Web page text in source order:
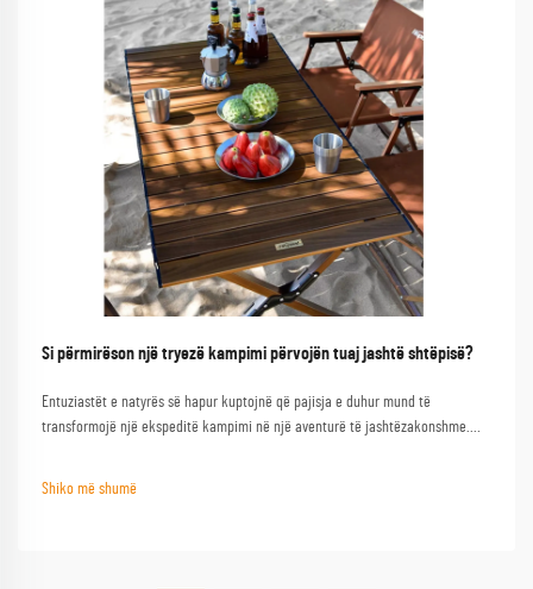
Si përmirëson një tryezë kampimi përvojën tuaj jashtë shtëpisë?
Entuziastët e natyrës së hapur kuptojnë që pajisja e duhur mund të
transformojë një ekspeditë kampimi në një aventurë të jashtëzakonshme.
Shiko më shumë